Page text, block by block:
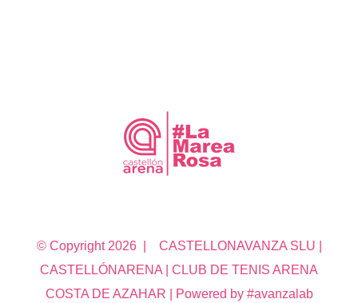
© Copyright 2026 | CASTELLONAVANZA SLU |
CASTELLÓNARENA | CLUB DE TENIS ARENA
COSTA DE AZAHAR | Powered by #avanzalab